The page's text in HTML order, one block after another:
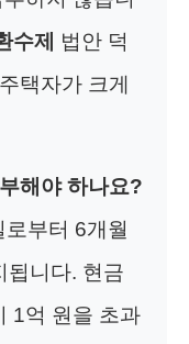
수제 법안 덕
택자가 크게
해야 하나요?
부터 6개월
됩니다. 현금
1억 원을 초과